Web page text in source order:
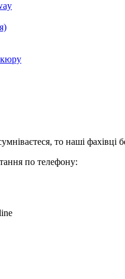
то наші
по телефону: